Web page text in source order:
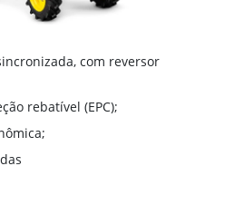
com reversor